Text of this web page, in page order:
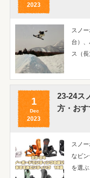
2023
スノ
台）
ス（
1
Dec
2023
23-24ス
方・お
スノ
なビ
を選